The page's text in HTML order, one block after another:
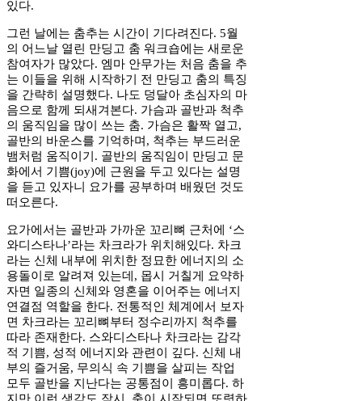
있다.
그런 날에는 춤추는 시간이 기다려진다. 5월
의 어느날 열린 만딩고 춤 워크숍에는 새로운
참여자가 많았다. 엠마 안무가는 처음 춤을 추
는 이들을 위해 시작하기 전 만딩고 춤의 특징
을 간략히 설명했다. 나도 덩달아 초심자의 마
음으로 함께 되새겨본다. 가슴과 골반과 척추
의 움직임을 많이 쓰는 춤. 가슴은 활짝 열고,
골반의 바운스를 기억하며, 척추는 부드러운
뱀처럼 움직이기. 골반의 움직임이 만딩고 문
화에서 기쁨(joy)에 근원을 두고 있다는 설명
을 듣고 있자니 요가를 공부하며 배웠던 것도
떠오른다.
요가에서는 골반과 가까운 꼬리뼈 근처에 ‘스
와디스타나’라는 차크라가 위치해있다. 차크
라는 신체 내부에 위치한 정묘한 에너지의 소
용돌이로 알려져 있는데, 몹시 거칠게 요약하
자면 일종의 신체와 영혼을 이어주는 에너지
연결점 역할을 한다. 전통적인 체계에서 보자
면 차크라는 꼬리뼈부터 정수리까지 척추를
따라 존재한다. 스와디스타나 차크라는 감각
적 기쁨, 성적 에너지와 관련이 깊다. 신체 내
부의 즐거움, 무의식 속 기쁨을 살피는 작업
모두 골반을 지난다는 공통점이 흥미롭다. 하